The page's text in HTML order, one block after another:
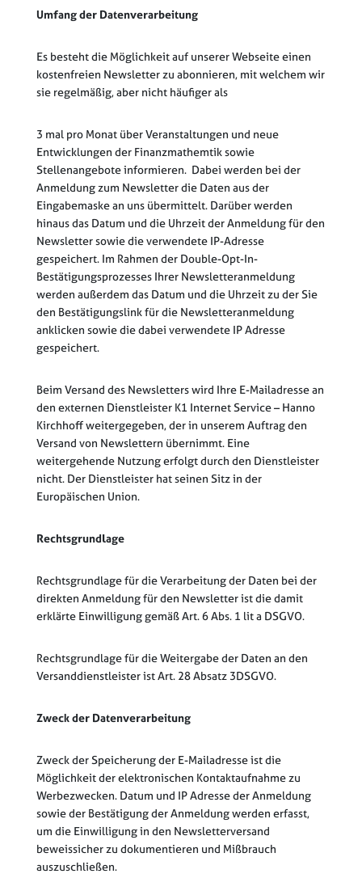
Umfang der Datenverarbeitung
Es besteht die Möglichkeit auf unserer Webseite einen
kostenfreien Newsletter zu abonnieren, mit welchem wir
sie regelmäßig, aber nicht häufiger als
3 mal pro Monat über Veranstaltungen und neue
Entwicklungen der Finanzmathemtik sowie
Stellenangebote informieren. Dabei werden bei der
Anmeldung zum Newsletter die Daten aus der
Eingabemaske an uns übermittelt. Darüber werden
hinaus das Datum und die Uhrzeit der Anmeldung für den
Newsletter sowie die verwendete IP-Adresse
gespeichert. Im Rahmen der Double-Opt-In-
Bestätigungsprozesses Ihrer Newsletteranmeldung
werden außerdem das Datum und die Uhrzeit zu der Sie
den Bestätigungslink für die Newsletteranmeldung
anklicken sowie die dabei verwendete IP Adresse
gespeichert.
Beim Versand des Newsletters wird Ihre E-Mailadresse an
den externen Dienstleister K1 Internet Service – Hanno
Kirchhoff weitergegeben, der in unserem Auftrag den
Versand von Newslettern übernimmt. Eine
weitergehende Nutzung erfolgt durch den Dienstleister
nicht. Der Dienstleister hat seinen Sitz in der
Europäischen Union.
Rechtsgrundlage
Rechtsgrundlage für die Verarbeitung der Daten bei der
direkten Anmeldung für den Newsletter ist die damit
erklärte Einwilligung gemäß Art. 6 Abs. 1 lit a DSGVO.
Rechtsgrundlage für die Weitergabe der Daten an den
Versanddienstleister ist Art. 28 Absatz 3DSGVO.
Zweck der Datenverarbeitung
Zweck der Speicherung der E-Mailadresse ist die
Möglichkeit der elektronischen Kontaktaufnahme zu
Werbezwecken. Datum und IP Adresse der Anmeldung
sowie der Bestätigung der Anmeldung werden erfasst,
um die Einwilligung in den Newsletterversand
beweissicher zu dokumentieren und Mißbrauch
auszuschließen.